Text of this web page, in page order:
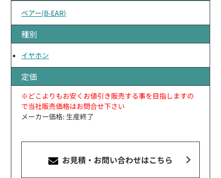
ベアー(B-EAR)
種別
イヤホン
定価
※どこよりもお安くお値引き販売する事を目指しますの
で当社販売価格はお問合せ下さい
メーカー価格: 生産終了
お見積・お問い合わせはこちら